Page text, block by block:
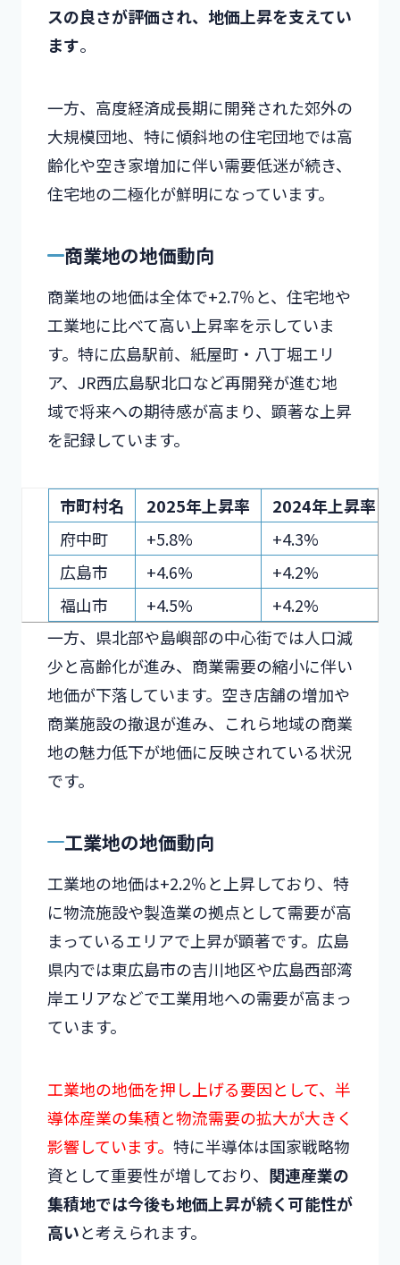
スの良さが評価され、地価上昇を支えてい
ます。
一方、高度経済成長期に開発された郊外の
大規模団地、特に傾斜地の住宅団地では高
齢化や空き家増加に伴い需要低迷が続き、
住宅地の二極化が鮮明になっています。
商業地の地価動向
商業地の地価は全体で+2.7％と、住宅地や
工業地に比べて高い上昇率を示していま
す。特に広島駅前、紙屋町・八丁堀エリ
ア、JR西広島駅北口など再開発が進む地
域で将来への期待感が高まり、顕著な上昇
を記録しています。
市町村名 2025年上昇率
2024年上昇率
府中町
+5.8% +4.3%
広島市
+4.6% +4.2%
福山市
+4.5% +4.2%
一方、県北部や島嶼部の中心街では人口減
少と高齢化が進み、商業需要の縮小に伴い
地価が下落しています。空き店舗の増加や
商業施設の撤退が進み、これら地域の商業
地の魅力低下が地価に反映されている状況
です。
工業地の地価動向
工業地の地価は+2.2％と上昇しており、特
に物流施設や製造業の拠点として需要が高
まっているエリアで上昇が顕著です。広島
県内では東広島市の吉川地区や広島西部湾
岸エリアなどで工業用地への需要が高まっ
ています。
工業地の地価を押し上げる要因として、半
導体産業の集積と物流需要の拡大が大きく
影響しています。 特に半導体は国家戦略物
資として重要性が増しており、 関連産業の
集積地では今後も地価上昇が続く可能性が
高いと考えられます。